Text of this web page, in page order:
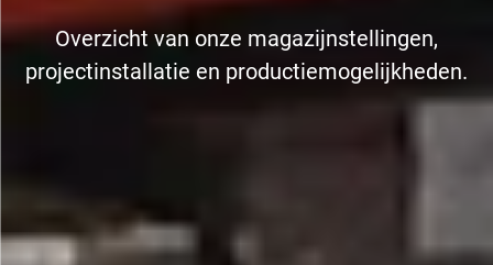
Overzicht van onze magazijnstellingen,
projectinstallatie en productiemogelijkheden.